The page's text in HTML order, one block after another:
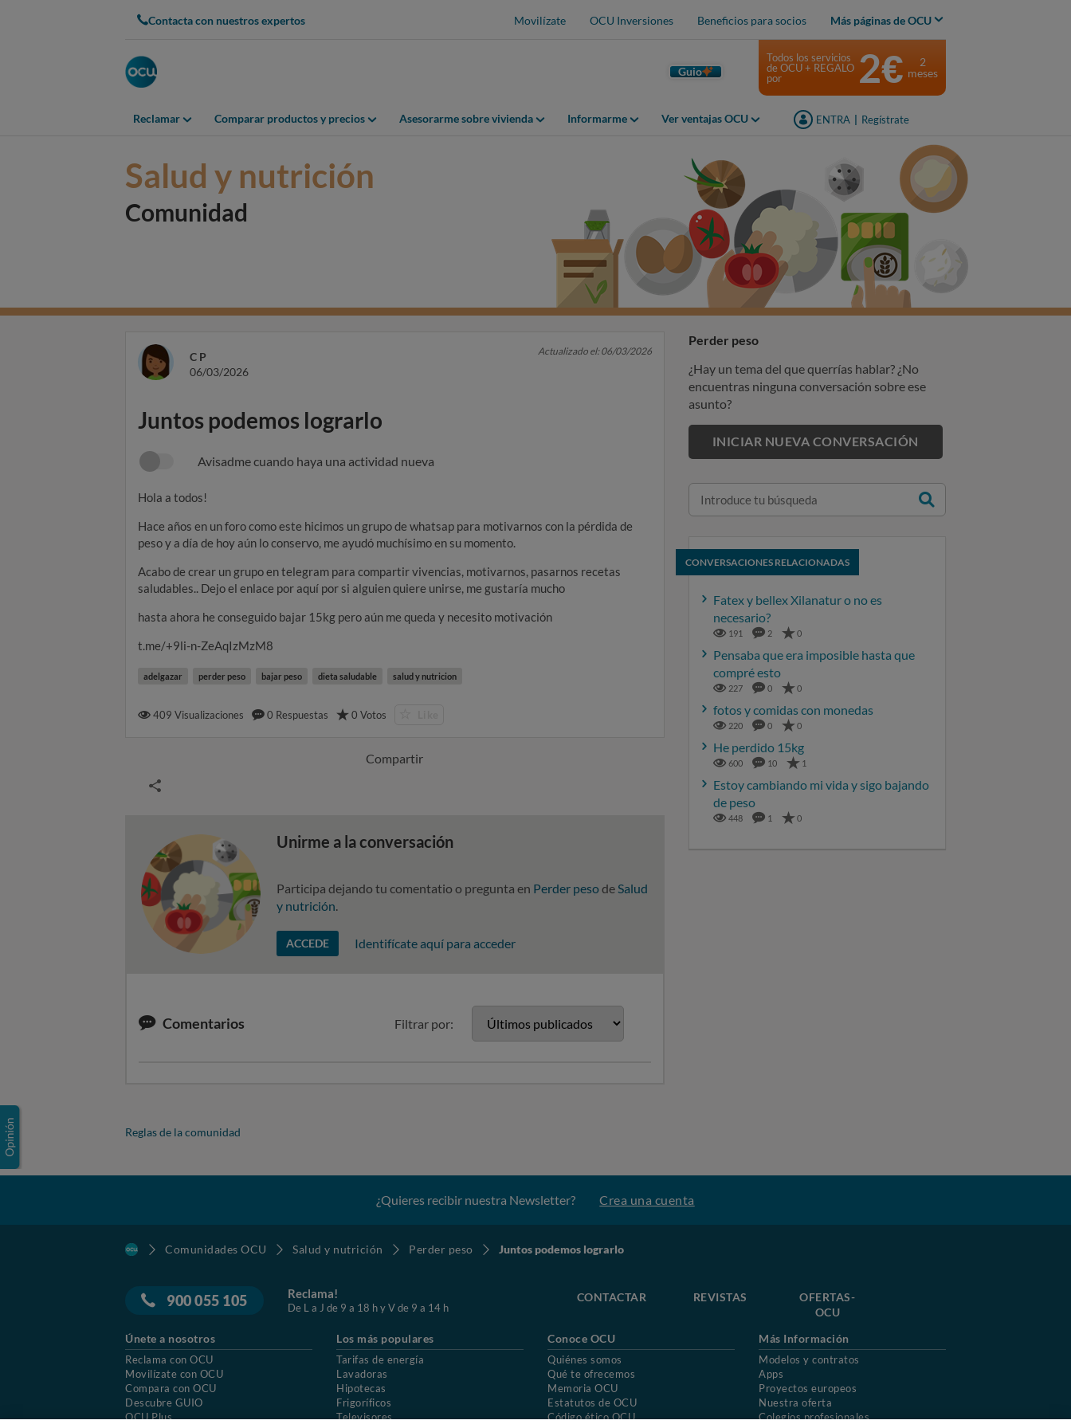
Contacta con nuestros expertos Movilízate OCU Inversiones Beneficios para socios Más páginas de OCU
Guio
Reclamar Comparar productos y precios Asesorarme sobre vivienda Informarme Ver ventajas OCU ENTRA Regístrate
Todos los servicios
de OCU + REGALO
por
2€
2
meses
Salud y nutrición
Comunidad
C P
06/03/2026
Actualizado el: 06/03/2026
Juntos podemos lograrlo
Avisadme cuando haya una actividad nueva
Hola a todos!
Hace años en un foro como este hicimos un grupo de whatsap para motivarnos con la pérdida de
peso y a día de hoy aún lo conservo, me ayudó muchísimo en su momento.
Acabo de crear un grupo en telegram para compartir vivencias, motivarnos, pasarnos recetas
saludables.. Dejo el enlace por aquí por si alguien quiere unirse, me gustaría mucho
hasta ahora he conseguido bajar 15kg pero aún me queda y necesito motivación
t.me/+9li-n-ZeAqIzMzM8
adelgazar perder peso bajar peso dieta saludable salud y nutricion
409 Visualizaciones 0 Respuestas 0 Votos
Compartir
Unirme a la conversación
Participa dejando tu comentatio o pregunta en Perder pesodeSalud
y nutrición.
ACCEDE Identifícate aquí para acceder
Comentarios Filtrar por:
Perder peso
¿Hay un tema del que querrías hablar? ¿No
encuentras ninguna conversación sobre ese
asunto?
INICIAR NUEVA CONVERSACIÓN
CONVERSACIONES RELACIONADAS
Fatex y bellex Xilanatur o no es
necesario?
191 2 0
Pensaba que era imposible hasta que
compré esto
227 0 0
fotos y comidas con monedas
220 0 0
He perdido 15kg
600 10 1
Estoy cambiando mi vida y sigo bajando
de peso
448 1 0
Reglas de la comunidad
¿Quieres recibir nuestra Newsletter? Crea una cuenta
Comunidades OCU Salud y nutrición Perder peso Juntos podemos lograrlo
900 055 105 Reclama!
De L a J de 9 a 18 h y V de 9 a 14 h
CONTACTAR REVISTAS
OFERTAS-
OCU
Únete a nosotros
Reclama con OCU
Movilízate con OCU
Compara con OCU
Descubre GUIO
OCU Plus
Los más populares
Tarifas de energía
Lavadoras
Hipotecas
Frigoríficos
Televisores
Conoce OCU
Quiénes somos
Qué te ofrecemos
Memoria OCU
Estatutos de OCU
Código ético OCU
Más Información
Modelos y contratos
Apps
Proyectos europeos
Nuestra oferta
Colegios profesionales